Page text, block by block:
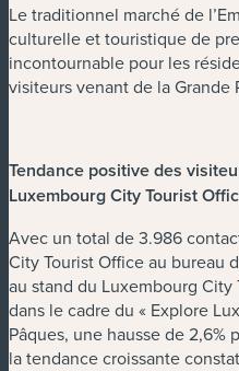
Le traditionnel marché de
culturelle et touristique de
incontournable pour les
visiteurs venant de la
Tendance positive des
Luxembourg City Tourist
Avec un total de 3.986
City Tourist Office au bureau
au stand du Luxembourg City
dans le cadre du « Explore
Pâques, une hausse de 2,6%
la tendance croissante